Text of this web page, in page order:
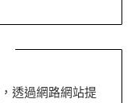
透過網路網站提